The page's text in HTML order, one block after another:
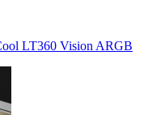
LT360 Vision ARGB